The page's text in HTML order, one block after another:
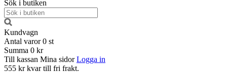
Sök i butiken
Kundvagn
Antal varor 0 st
Summa 0 kr
Till kassan Mina sidor Logga in
555 kr kvar till fri frakt.